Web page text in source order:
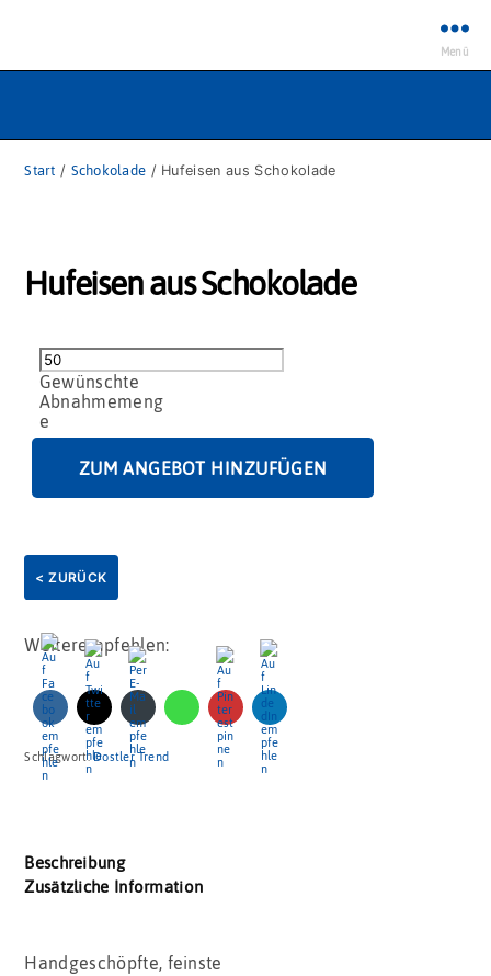
Menü
Start / Schokolade / Hufeisen aus Schokolade
Hufeisen aus Schokolade
Hufeisen
aus
Schokolade
Menge
ZUM ANGEBOT HINZUFÜGEN
< ZURÜCK
Weiterempfehlen:
Schlagwort:Dostler Trend
Beschreibung
Zusätzliche Information
Handgeschöpfte, feinste